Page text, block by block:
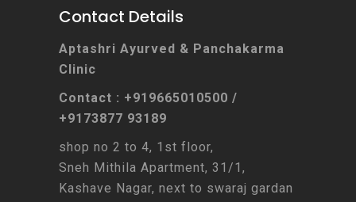
Contact Details
Aptashri Ayurved & Panchakarma
Clinic
Contact : +919665010500 /
+9173877 93189
shop no 2 to 4, 1st floor,
Sneh Mithila Apartment, 31/1,
Kashave Nagar, next to swaraj gardan